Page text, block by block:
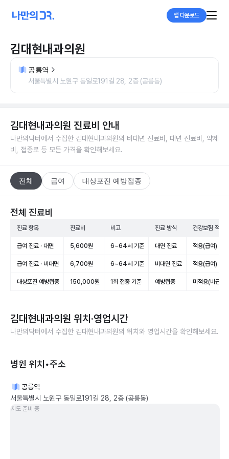
앱 다운로드
김대현내과의원
공릉역
서울특별시 노원구 동일로191길 28, 2층 (공릉동)
김대현내과의원 진료비 안내
나만의닥터에서 수집한 김대현내과의원의 비대면 진료비, 대면 진료비, 약제
비, 접종료 등 모든 가격을 확인해보세요.
전체 급여 대상포진 예방접종
전체 진료비
진료 항목 진료비 비고 진료 방식 건강보험 적용
급여 진료 · 대면 5,600원 6~64세 기준 대면 진료 적용(급여)
급여 진료 · 비대면 6,700원 6~64세 기준 비대면 진료 적용(급여)
대상포진 예방접종 150,000원 1회 접종 기준 예방접종 미적용(비급여)
김대현내과의원 위치·영업시간
나만의닥터에서 수집한 김대현내과의원의 위치와 영업시간을 확인해보세요.
병원 위치•주소
공릉역
서울특별시 노원구 동일로191길 28, 2층 (공릉동)
지도 준비 중